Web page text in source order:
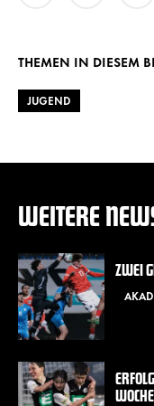
THEMEN IN DIESEM
JUGEND
WEITERE
ZWEI